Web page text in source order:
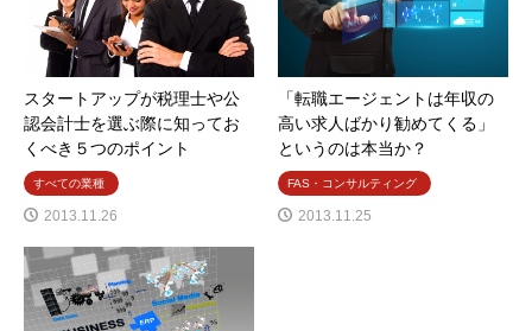
スタートアップが税理士や公
認会計士を選ぶ際に知ってお
くべき５つのポイント
すべての業種
2013.11.26
「転職エージェントは年収の
高い求人ばかり勧めてくる」
というのは本当か？
FAS・コンサルティング
2013.11.25